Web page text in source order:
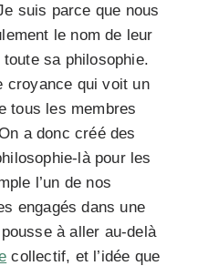
suis parce que nous
le nom de leur
sa philosophie.
croyance qui voit un
tous les membres
a donc créé des
là pour les
l’un de nos
engagés dans une
à aller au-delà
collectif, et l’idée que